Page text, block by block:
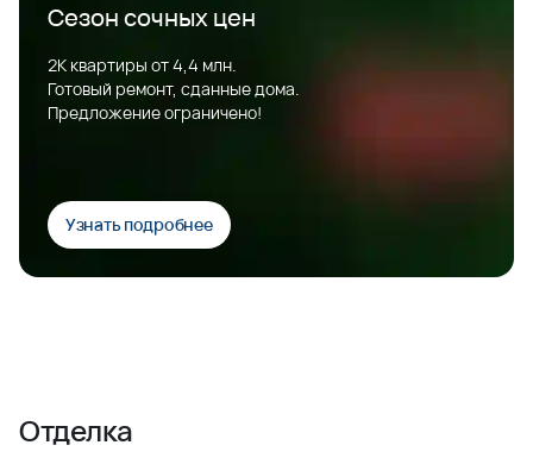
Сезон сочных цен
2К квартиры от 4,4 млн.
Готовый ремонт, сданные дома.
Предложение ограничено!
Узнать подробнее
Отделка